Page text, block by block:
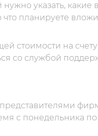
нужно указать,
планируете
стоимости на
со службой
представителями
с понедельника